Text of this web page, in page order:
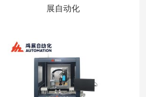
展自动化